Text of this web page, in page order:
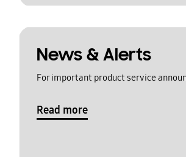
News & Alerts
For important product service
Read more